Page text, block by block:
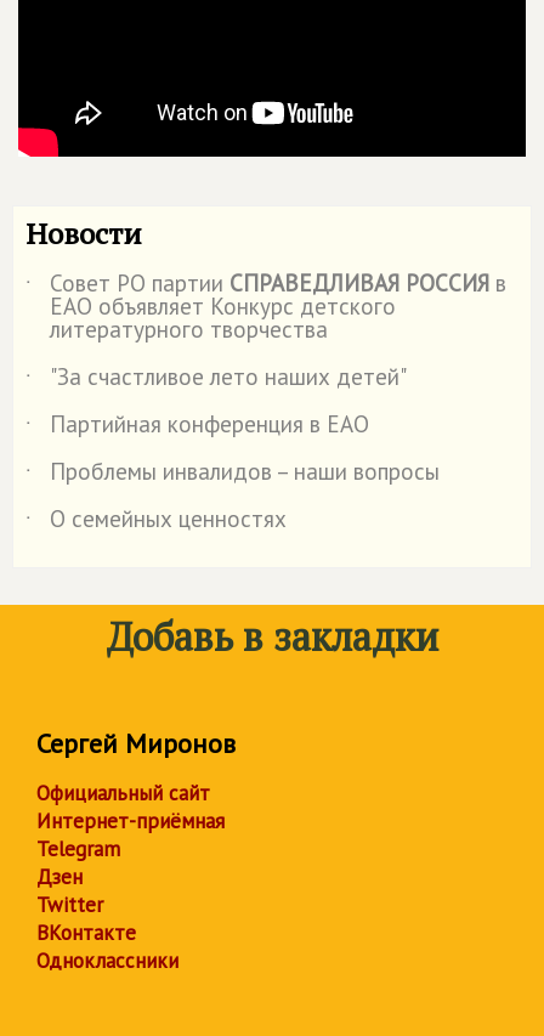
Новости
˙ Совет РО партии СПРАВЕДЛИВАЯ РОССИЯ в
ЕАО объявляет Конкурс детского
литературного творчества
˙
"За счастливое лето наших детей"
˙
Партийная конференция в ЕАО
˙
Проблемы инвалидов – наши вопросы
˙
О семейных ценностях
Добавь в закладки
Сергей Миронов
Официальный сайт
Интернет-приёмная
Telegram
Дзен
Twitter
ВКонтакте
Одноклассники